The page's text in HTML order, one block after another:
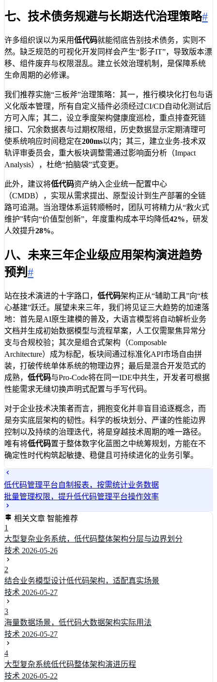
七、技术债务规避与长期迭代治理策略#
许多组织误以为采用低代码就能彻底告别技术债务，实则不
然。缺乏规范的可视化开发同样会产生“影子IT”，导致版本漂
移、组件废弃与权限混乱。建立长效治理机制，是保障系统
生命周期的必修课。
我们推荐实施“三板斧”治理策略：其一，推行模块化打包与语
义化版本管理，所有自定义插件必须经过CI/CD自动化测试后
方可入库；其二，设立季度架构健康度巡检，重点排查死链
接口、冗余数据表与过期权限组，历史数据显示定期清理可
使系统响应时间稳定在200ms以内；其三，建立业务-技术双
轨评审委员会，重大板块调整需通过影响面分析（Impact
Analysis），杜绝“拍脑袋”式变更。
此外，建议将低代码资产纳入企业统一配置中心
（CMDB），实现从需求提出、原型设计到生产部署的全链
路可追溯。当治理体系运转顺畅时，团队可将精力从“救火式
维护”转向“价值型创新”，年度重构成本平均降低42%，研发
人效提升28%。
八、未来三年企业级应用架构演进趋势
预判 #
站在技术演进的十字路口， 低代码架构正从“辅助工具”向“核
心基建”跃迁。展望未来三年，我们将见证三大趋势的加速落
地：首先是AI原生建模的普及，大语言模型将自动解析业务
文档并生成初始数据模型与流程草案，人工仅需聚焦异常分
支与合规校验；其次是组合式架构（Composable
Architecture）成为标配，板块间通过标准化API市场自由拼
装，打破传统单体系统的物理边界；最后是混合开发范式的
成熟， 低代码与Pro-Code将在同一IDE中共生，开发者可根据
性能需求无缝切换声明式配置与手写代码。
对于企业技术决策者而言，拥抱变化并非盲目追逐概念，而
是夯实底层架构的韧性。科学的板块划分、严谨的性能边界
控制以及持续的治理迭代，将是穿越技术周期的唯一路径。
唯有将低代码置于整体数字化蓝图之中统筹规划，方能在不
确定性时代构筑起敏捷、稳健且可持续进化的业务引擎。
低代码管理平台自制报表，按需统计业务数据
批量管理权限，提升低代码管理平台操作效率
相关文章 智能推荐
1
大型复杂业务系统，低代码整体架构分层与边界划分
技术 2026-05-26
2
结合业务模型设计低代码架构，适配真实场景
技术 2026-05-27
3
海量数据场景，低代码大数据架构实际用法
技术 2026-05-27
4
大型复杂系统低代码整体架构演进历程
技术 2026-05-22